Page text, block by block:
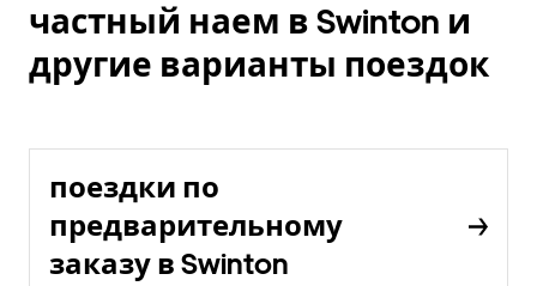
частный наем в Swinton и
другие варианты поездок
поездки по
предварительному
заказу в Swinton